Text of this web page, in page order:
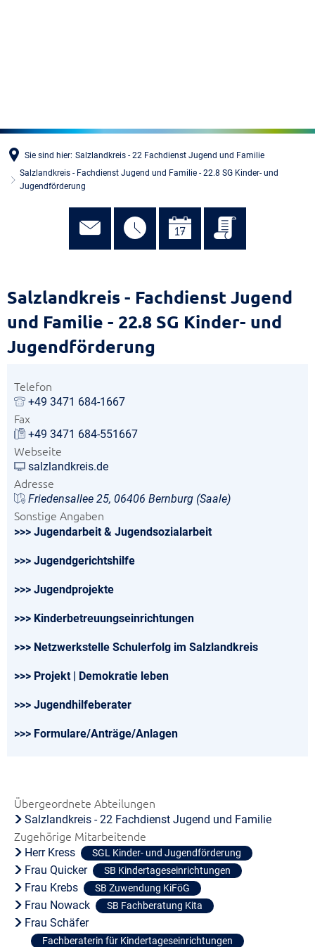
Sie sind hier: Salzlandkreis - 22 Fachdienst Jugend und Familie
Salzlandkreis - Fachdienst Jugend und Familie - 22.8 SG Kinder- und
Jugendförderung
Salzlandkreis - Fachdienst Jugend
und Familie - 22.8 SG Kinder- und
Jugendförderung
Telefon
+49 3471 684-1667
Fax
+49 3471 684-551667
Webseite
salzlandkreis.de
Adresse
Friedensallee 25, 06406 Bernburg (Saale)
Sonstige Angaben
>>> Jugendarbeit & Jugendsozialarbeit
>>> Jugendgerichtshilfe
>>> Jugendprojekte
>>> Kinderbetreuungseinrichtungen
>>> Netzwerkstelle Schulerfolg im Salzlandkreis
>>> Projekt | Demokratie leben
>>> Jugendhilfeberater
>>> Formulare/Anträge/Anlagen
Übergeordnete Abteilungen
Salzlandkreis - 22 Fachdienst Jugend und Familie
Zugehörige Mitarbeitende
Herr Kress SGL Kinder- und Jugendförderung
Frau Quicker SB Kindertageseinrichtungen
Frau Krebs SB Zuwendung KiFöG
Frau Nowack SB Fachberatung Kita
Frau Schäfer
Fachberaterin für Kindertageseinrichtungen